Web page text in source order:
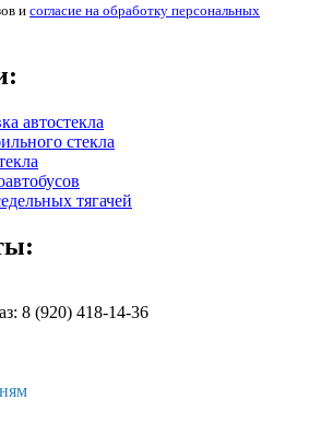
и согласие на обработку персональных
автостекла
стекла
тягачей
8 (920) 418-14-36